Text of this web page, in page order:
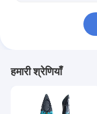
हमारी श्रेणियाँ